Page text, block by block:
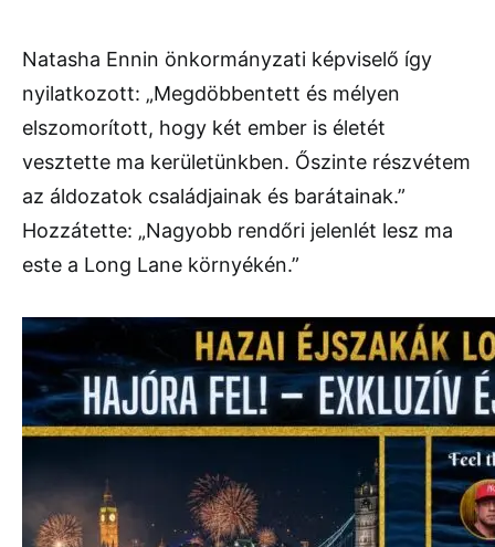
Natasha Ennin önkormányzati képviselő így
nyilatkozott: „Megdöbbentett és mélyen
elszomorított, hogy két ember is életét
vesztette ma kerületünkben. Őszinte részvétem
az áldozatok családjainak és barátainak.”
Hozzátette: „Nagyobb rendőri jelenlét lesz ma
este a Long Lane környékén.”